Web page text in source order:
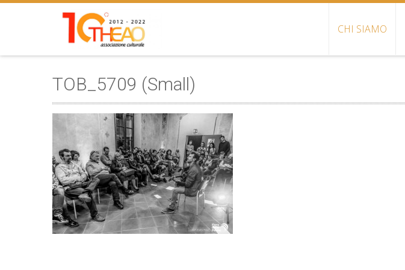
CHI SIAMO
TOB_5709 (Small)